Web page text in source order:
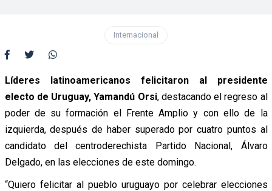
Internacional
Líderes latinoamericanos felicitaron al presidente
electo de Uruguay, Yamandú Orsi, destacando el regreso al
poder de su formación el Frente Amplio y con ello de la
izquierda, después de haber superado por cuatro puntos al
candidato del centroderechista Partido Nacional, Álvaro
Delgado, en las elecciones de este domingo.
“Quiero felicitar al pueblo uruguayo por celebrar elecciones